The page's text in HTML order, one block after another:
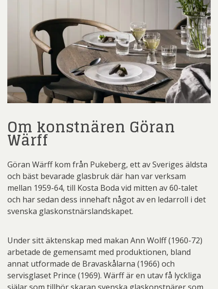
Om konstnären Göran
Wärff
Göran Wärff kom från Pukeberg, ett av Sveriges äldsta
och bäst bevarade glasbruk där han var verksam
mellan 1959-64, till Kosta Boda vid mitten av 60-talet
och har sedan dess innehaft något av en ledarroll i det
svenska glaskonstnärslandskapet.
Under sitt äktenskap med makan Ann Wolff (1960-72)
arbetade de gemensamt med produktionen, bland
annat utformade de Bravaskålarna (1966) och
servisglaset Prince (1969). Wärff är en utav få lyckliga